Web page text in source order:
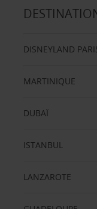
DISNEYLAND
MARTINIQUE
DUBAÏ
ISTANBUL
LANZAROTE